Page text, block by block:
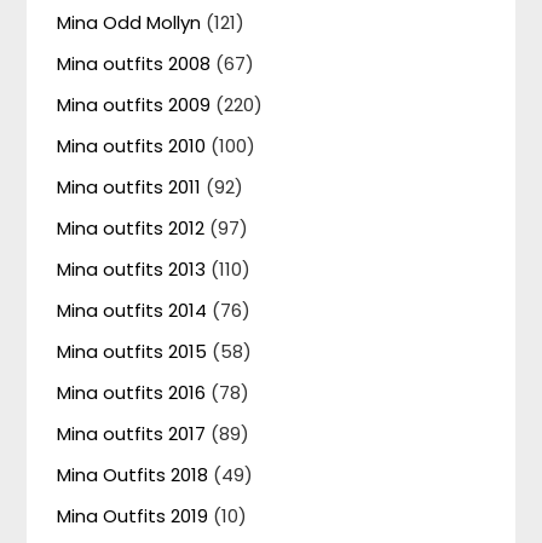
Mina Odd Mollyn (121)
Mina outfits 2008 (67)
Mina outfits 2009 (220)
Mina outfits 2010 (100)
Mina outfits 2011 (92)
Mina outfits 2012 (97)
Mina outfits 2013 (110)
Mina outfits 2014 (76)
Mina outfits 2015 (58)
Mina outfits 2016 (78)
Mina outfits 2017 (89)
Mina Outfits 2018 (49)
Mina Outfits 2019 (10)